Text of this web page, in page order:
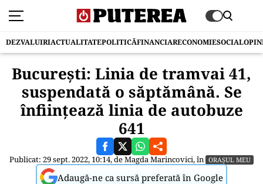
DEZVALUIRIACTUALITATEPOLITICĂFINANCIARECONOMIESOCIAL
București: Linia de tramvai 41,
suspendată o săptămână. Se
înfiinţează linia de autobuze
641
Publicat: 29 sept. 2022, 10:14, deMagda Marincovici, în ORAȘUL MEU
Adaugă-ne ca sursă preferată în Google